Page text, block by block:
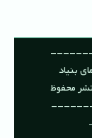
© 2026 تارنمای بنیاد
محفوظ